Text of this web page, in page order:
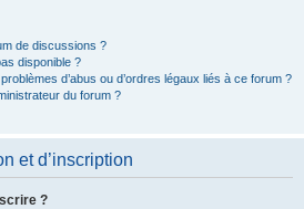
de discussions ?
disponible ?
d’abus ou d’ordres légaux liés à ce forum ?
du forum ?
et d’inscription
?